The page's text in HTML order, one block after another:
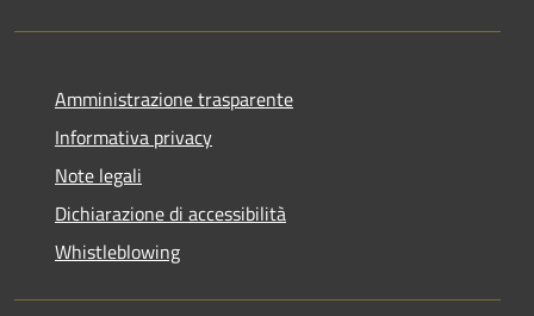
Amministrazione trasparente
Informativa privacy
Note legali
Dichiarazione di accessibilità
Whistleblowing